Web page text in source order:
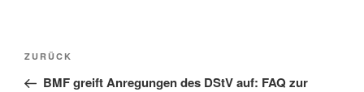
Beitragsnavigation
Vorheriger
Beitrag
ZURÜCK
BMF greift Anregungen des DStV auf: FAQ zur